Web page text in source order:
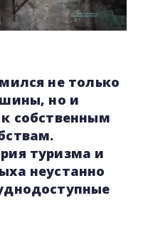
не только
но и
собственным
туризма и
неустанно